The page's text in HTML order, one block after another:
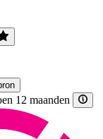
12 maanden